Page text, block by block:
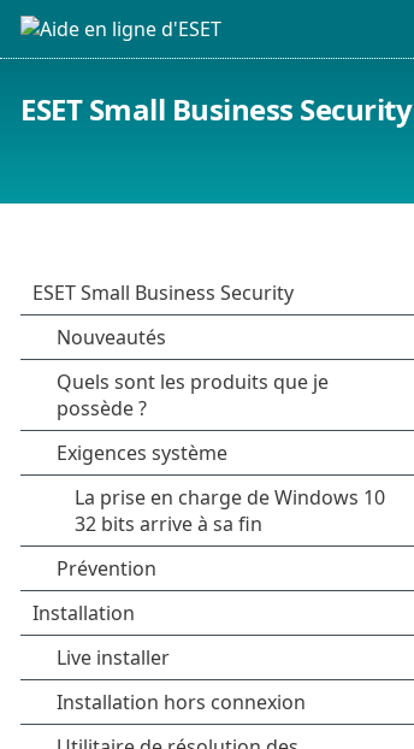
ESET Small Business Security